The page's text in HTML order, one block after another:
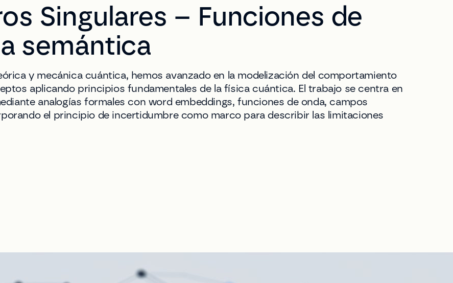
Singulares – Funciones de
semántica
y mecánica cuántica, hemos avanzado en la modelización del comportamiento
aplicando principios fundamentales de la física cuántica. El trabajo se centra en
analogías formales con word embeddings, funciones de onda, campos
el principio de incertidumbre como marco para describir las limitaciones